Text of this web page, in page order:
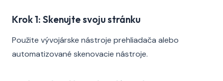
Krok 1: Skenujte svoju stránku
Použite vývojárske nástroje prehliadača alebo
automatizované skenovacie nástroje.